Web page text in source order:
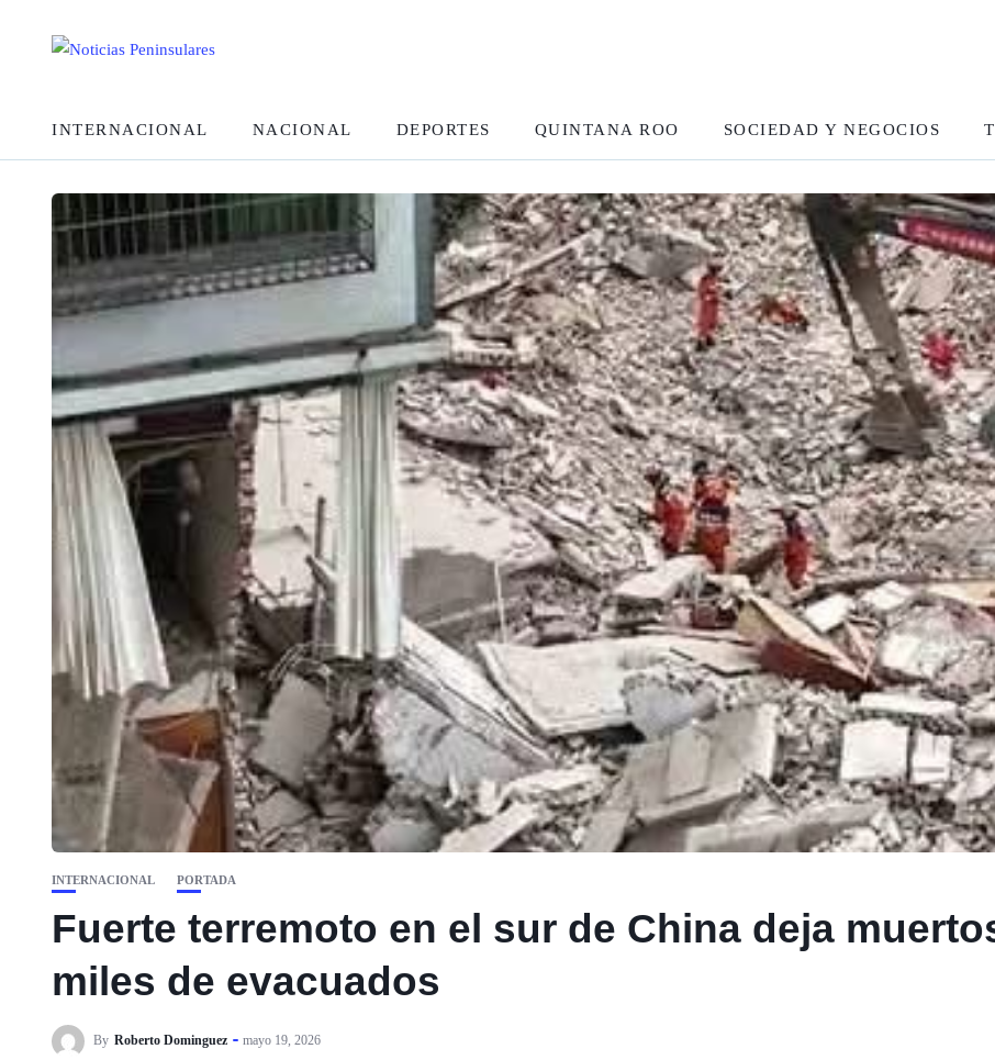
INTERNACIONAL NACIONAL DEPORTES QUINTANA ROO SOCIEDAD Y NEGOCIOS
INTERNACIONAL PORTADA
Fuerte terremoto en el sur de China deja
miles de evacuados
By Roberto Dominguez mayo 19, 2026